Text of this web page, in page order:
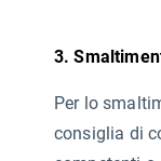
3.
Per lo
consiglia di